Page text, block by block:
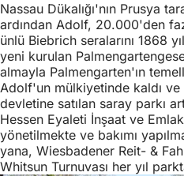
Nassau Dükalığı'nın Prusya
ardından Adolf, 20.000'den
ünlü Biebrich seralarını 1868
yeni kurulan
almayla Palmengarten'ın
Adolf'un mülkiyetinde kaldı ve
devletine satılan saray parkı
Hessen Eyaleti İnşaat ve
yönetilmekte ve bakımı
yana, Wiesbadener Reit- &
Whitsun Turnuvası her yıl